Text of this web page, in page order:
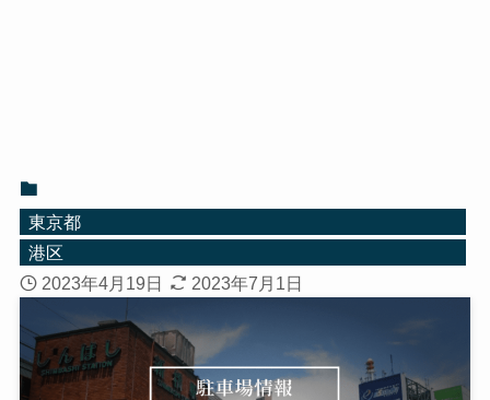
東京都
港区
2023年4月19日
2023年7月1日